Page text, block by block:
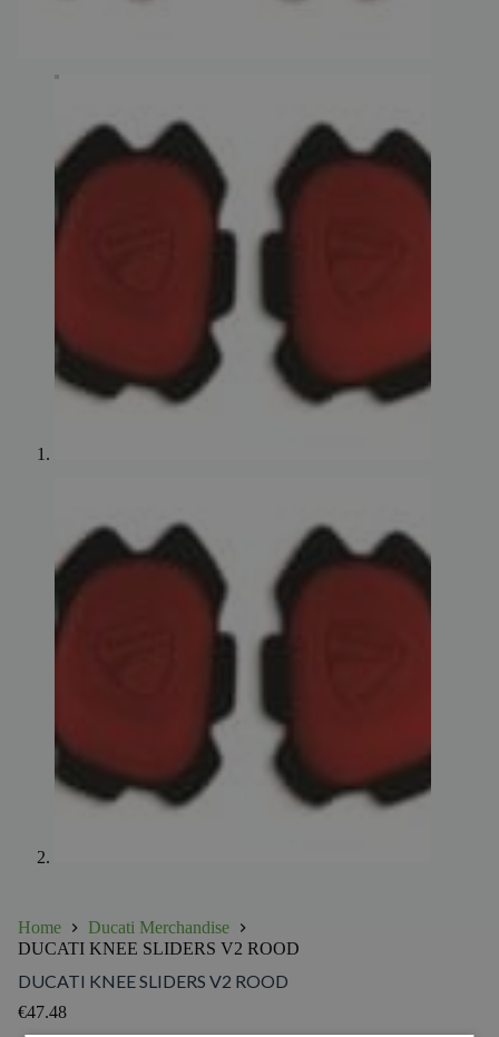
Home
Ducati Merchandise
DUCATI KNEE SLIDERS V2 ROOD
DUCATI KNEE SLIDERS V2 ROOD
€47.48